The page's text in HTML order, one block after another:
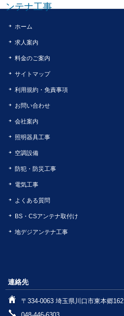
ンテナ工事
ホーム
求人案内
料金のご案内
サイトマップ
利用規約・免責事項
お問い合わせ
会社案内
照明器具工事
空調設備
防犯・防災工事
電気工事
よくある質問
BS・CSアンテナ取付け
地デジアンテナ工事
連絡先
〒334-0063 埼玉県川口市東本郷162